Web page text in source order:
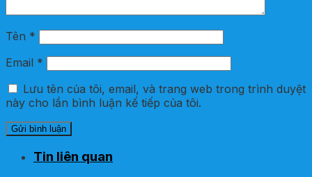
Tên *
Email *
Lưu tên của tôi, email, và trang web trong trình duyệt
này cho lần bình luận kế tiếp của tôi.
Tin liên quan